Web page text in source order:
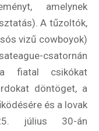
amelynek
A tűzoltók,
vizű cowboyok)
csatornán
a fiatal csikókat
döntöget, a
és a lovak
július 30-án